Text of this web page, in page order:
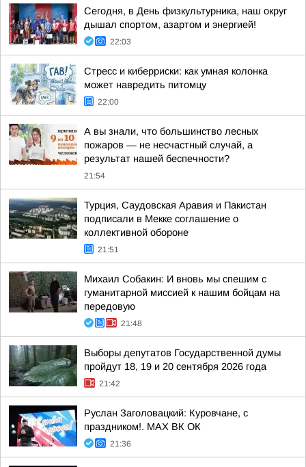
Сегодня, в День физкультурника, наш округ
дышал спортом, азартом и энергией!
22:03
Стресс и киберриски: как умная колонка
может навредить питомцу
22:00
А вы знали, что большинство лесных
пожаров — не несчастный случай, а
результат нашей беспечности?
21:54
Турция, Саудовская Аравия и Пакистан
подписали в Мекке соглашение о
коллективной обороне
21:51
Михаил Собакин: И вновь мы спешим с
гуманитарной миссией к нашим бойцам на
передовую
21:48
Выборы депутатов Государственной думы
пройдут 18, 19 и 20 сентября 2026 года
21:42
Руслан Заголовацкий: Куровчане, с
праздником!. MAX ВК ОК
21:36